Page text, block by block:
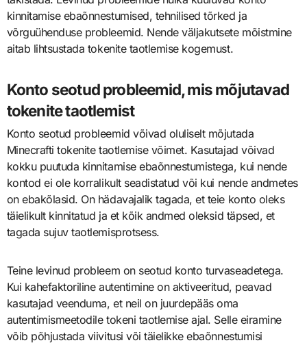
kinnitamise ebaõnnestumised, tehnilised tõrked ja
võrguühenduse probleemid. Nende väljakutsete mõistmine
aitab lihtsustada tokenite taotlemise kogemust.
Konto seotud probleemid, mis mõjutavad
tokenite taotlemist
Konto seotud probleemid võivad oluliselt mõjutada
Minecrafti tokenite taotlemise võimet. Kasutajad võivad
kokku puutuda kinnitamise ebaõnnestumistega, kui nende
kontod ei ole korralikult seadistatud või kui nende andmetes
on ebakõlasid. On hädavajalik tagada, et teie konto oleks
täielikult kinnitatud ja et kõik andmed oleksid täpsed, et
tagada sujuv taotlemisprotsess.
Teine levinud probleem on seotud konto turvaseadetega.
Kui kahefaktoriline autentimine on aktiveeritud, peavad
kasutajad veenduma, et neil on juurdepääs oma
autentimismeetodile tokeni taotlemise ajal. Selle eiramine
võib põhjustada viivitusi või täielikke ebaõnnestumisi